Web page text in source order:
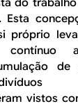
próprio
de
vistos